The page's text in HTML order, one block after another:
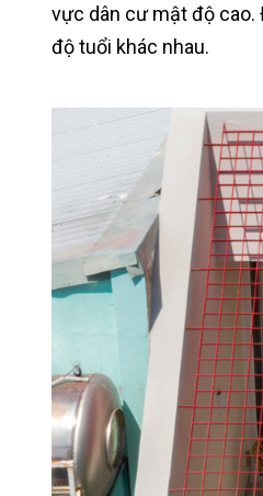
vực dân cư mật độ cao.
độ tuổi khác nhau.